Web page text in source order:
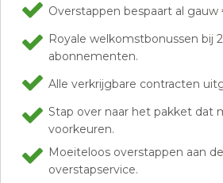
Overstappen bespaart al gauw
Royale welkomstbonussen bij
abonnementen.
Alle verkrijgbare contracten
Stap over naar het pakket dat
voorkeuren.
Moeiteloos overstappen aan
overstapservice.